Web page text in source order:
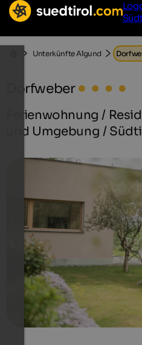
Unterkünfte Algund
Dorfweber
Ferienwohnung /
und Umgebung /